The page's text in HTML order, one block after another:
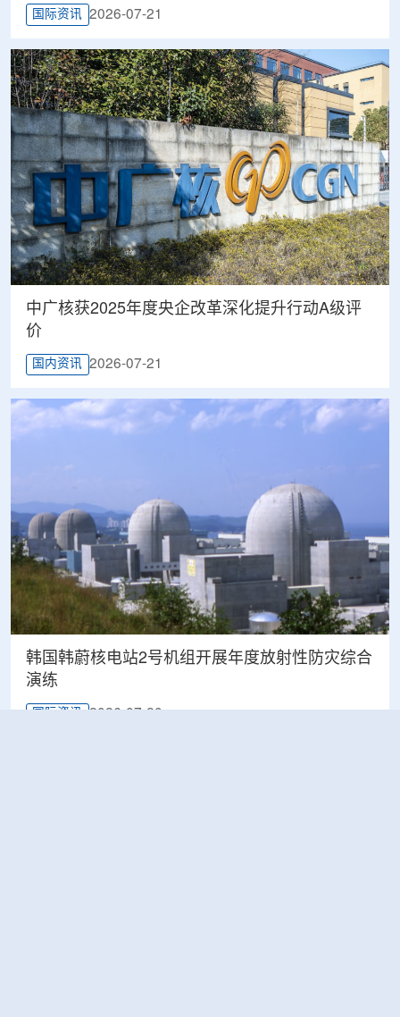
国际资讯 2026-07-21
中广核获2025年度央企改革深化提升行动A级评
价
国内资讯 2026-07-21
韩国韩蔚核电站2号机组开展年度放射性防灾综合
演练
国际资讯 2026-07-20